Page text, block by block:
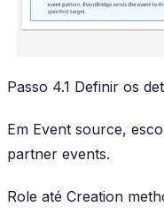
Passo 4.1 Definir os
Em Event source,
partner events.
Role até Creation